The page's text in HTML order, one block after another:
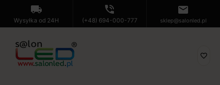
local_shipping
Wysyłka od 24H
phone_in_talk
(+48) 694-000-777
mail
sklep@salonled.pl
favorite_border